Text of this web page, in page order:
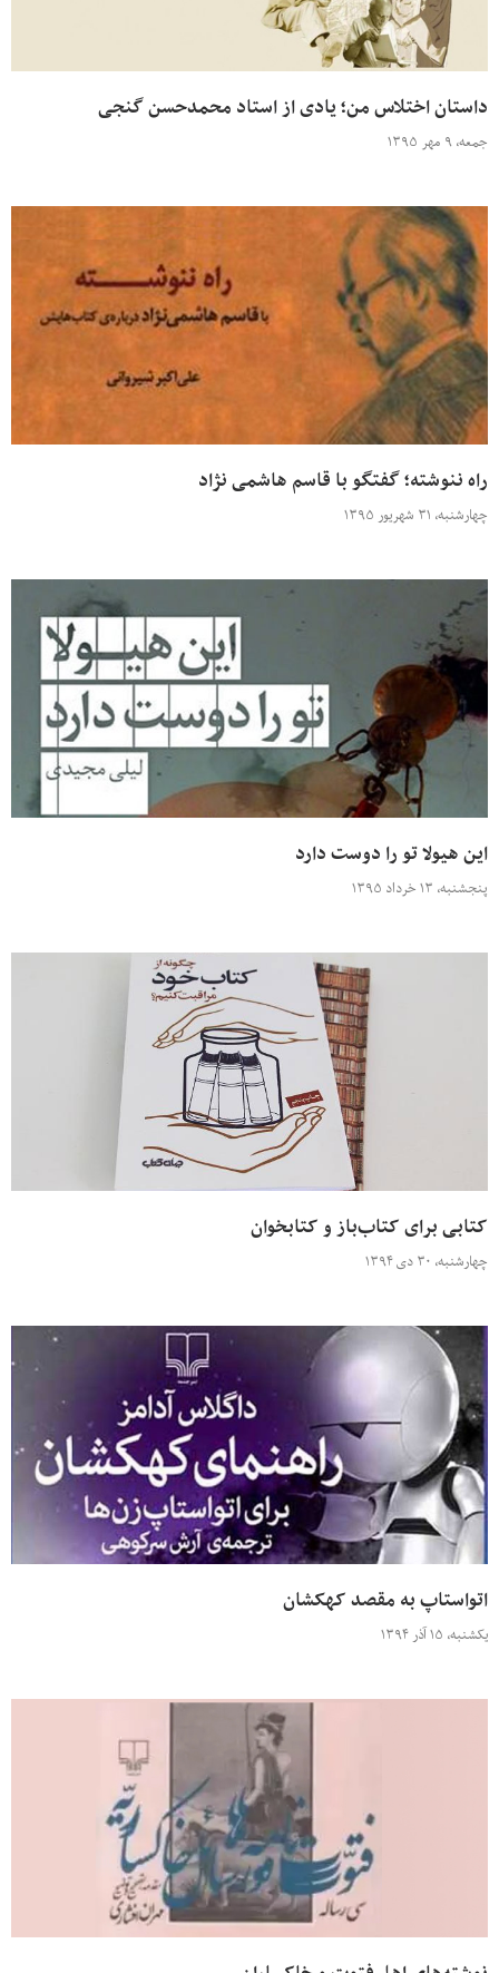
داستان اختلاس من؛ یادی از استاد محمدحسن گنجی
جمعه، ۹ مهر ۱۳۹۵
راه ننوشته؛ گفتگو با قاسم هاشمی نژاد
چهارشنبه، ۳۱ شهریور ۱۳۹۵
این هیولا تو را دوست دارد
پنجشنبه، ۱۳ خرداد ۱۳۹۵
کتابی برای کتاب‌باز و کتابخوان
چهارشنبه، ۳۰ دی ۱۳۹۴
اتواستاپ به مقصد کهکشان
یکشنبه، ۱۵ آذر ۱۳۹۴